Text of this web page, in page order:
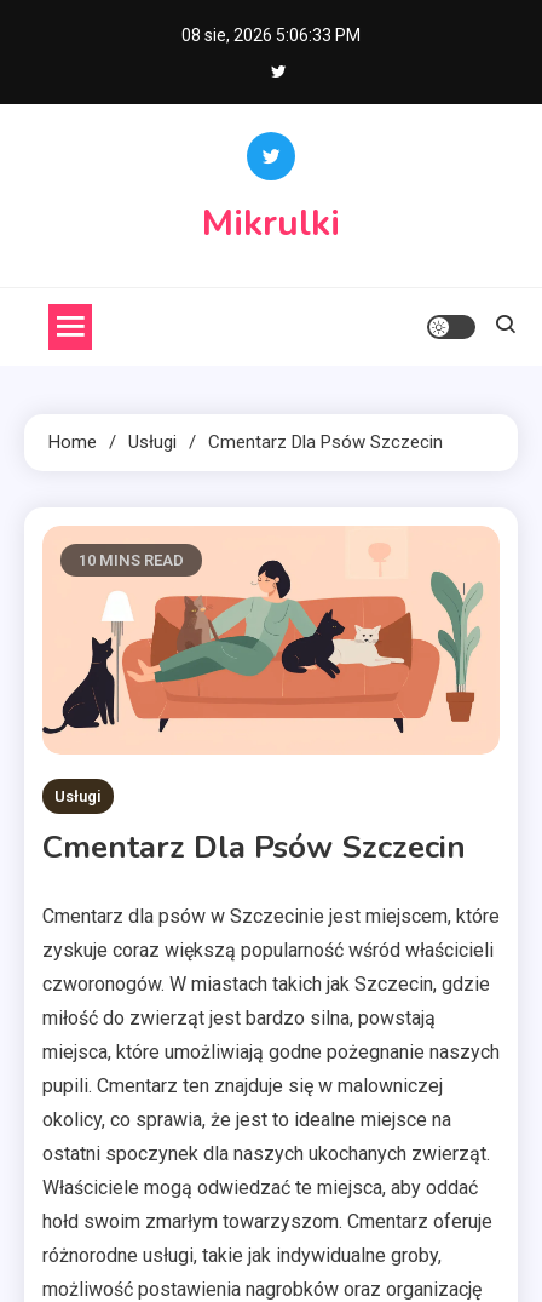
08 sie, 2026 5:06:33 PM
Mikrulki
Home Usługi Cmentarz Dla Psów Szczecin
10 MINS READ
Usługi
Cmentarz Dla Psów Szczecin
Cmentarz dla psów w Szczecinie jest miejscem, które
zyskuje coraz większą popularność wśród właścicieli
czworonogów. W miastach takich jak Szczecin, gdzie
miłość do zwierząt jest bardzo silna, powstają
miejsca, które umożliwiają godne pożegnanie naszych
pupili. Cmentarz ten znajduje się w malowniczej
okolicy, co sprawia, że jest to idealne miejsce na
ostatni spoczynek dla naszych ukochanych zwierząt.
Właściciele mogą odwiedzać te miejsca, aby oddać
hołd swoim zmarłym towarzyszom. Cmentarz oferuje
różnorodne usługi, takie jak indywidualne groby,
możliwość postawienia nagrobków oraz organizację